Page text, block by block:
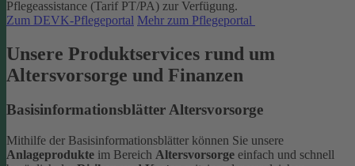
Pflegeassistance (Tarif PT/PA) zur Verfügung.
Zum DEVK-Pflegeportal Mehr zum Pflegeportal
Unsere Produktservices rund um
Altersvorsorge und Finanzen
Basisinformationsblätter Altersvorsorge
Mithilfe der Basisinformationsblätter können Sie unsere
Anlageprodukte im Bereich Altersvorsorge einfach und schnell